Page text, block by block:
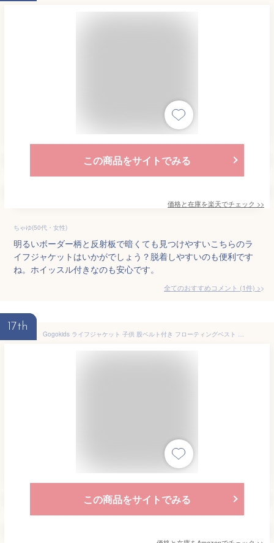
この商品をサイトでみる
価格と在庫を楽天でチェック >>
ちゃゆ(50代・女性)
明るいボーダー柄と反射板で暗くても見つけやすいこちらのラ
イフジャケットはいかがでしょう？脱着しやすいのも便利です
ね。ホイッスル付きなのも安心です。
全てのおすすめコメント (1件) >
17th
Gogokids ライフジャケット 子供 股ベルト付き フローティングベスト キッズ 浮力サポート スイムベスト CE認証 水泳練習 釣り 川遊び 水遊びM
この商品をサイトでみる